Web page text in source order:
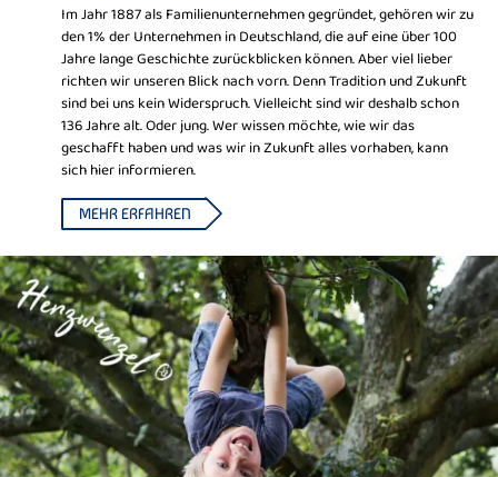
Im Jahr 1887 als Familienunternehmen gegründet, gehören wir zu
den 1% der Unternehmen in Deutschland, die auf eine über 100
Jahre lange Geschichte zurückblicken können. Aber viel lieber
richten wir unseren Blick nach vorn. Denn Tradition und Zukunft
sind bei uns kein Widerspruch. Vielleicht sind wir deshalb schon
136 Jahre alt. Oder jung. Wer wissen möchte, wie wir das
geschafft haben und was wir in Zukunft alles vorhaben, kann
sich hier informieren.
MEHR ERFAHREN